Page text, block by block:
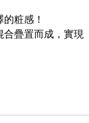
粧感！
疊置而成，實現